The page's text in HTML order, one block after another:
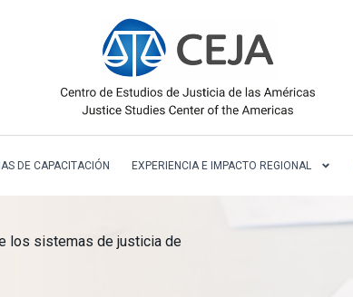
DE CAPACITACIÓN EXPERIENCIA E IMPACTO REGIONAL
los sistemas de justicia de